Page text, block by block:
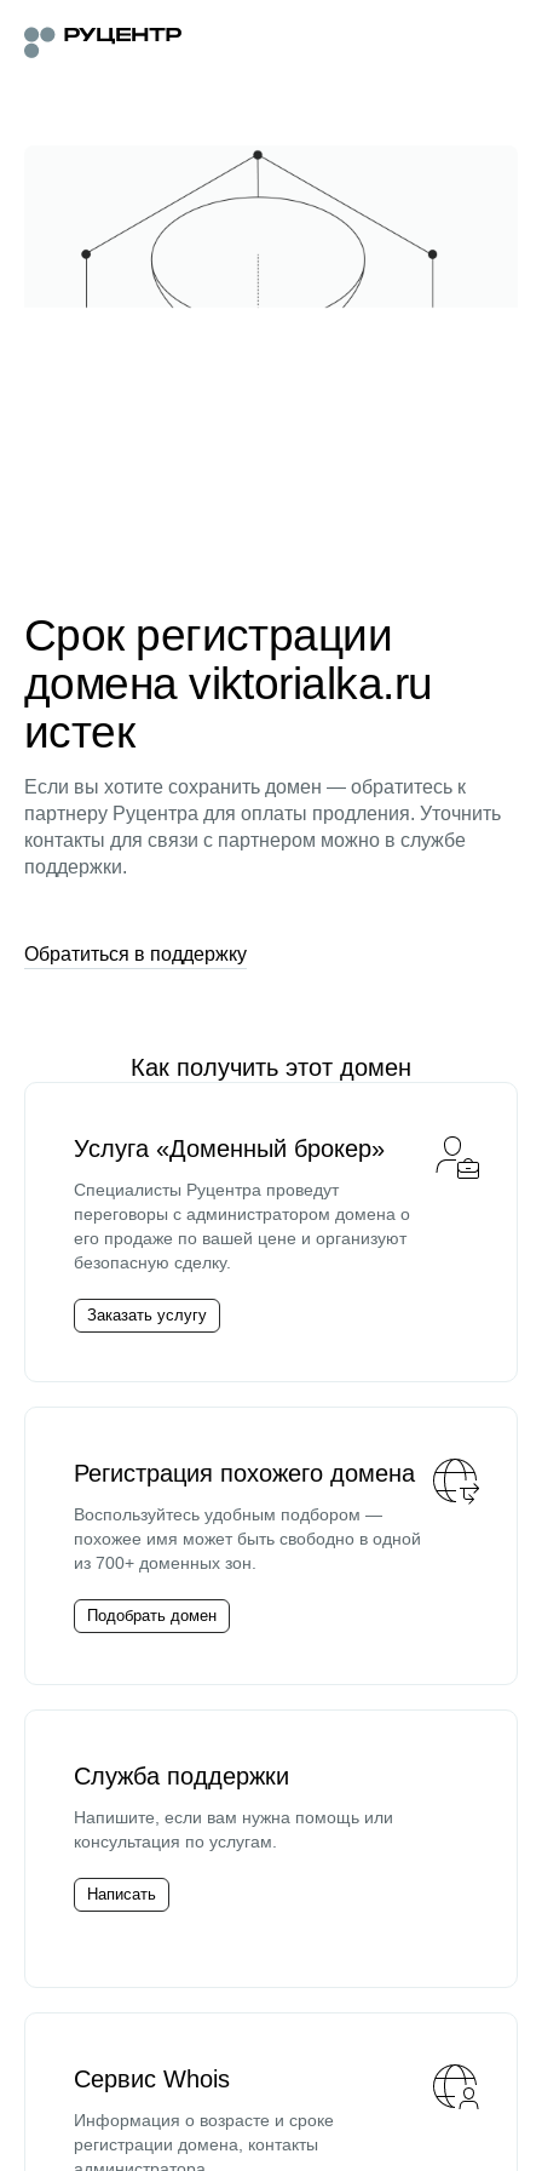
Срок регистрации
домена viktorialka.ru
истек
Если вы хотите сохранить домен — обратитесь к
партнеру Руцентра для оплаты продления. Уточнить
контакты для связи с партнером можно в службе
поддержки.
Обратиться в поддержку
Как получить этот домен
Услуга «Доменный брокер»
Специалисты Руцентра проведут
переговоры с администратором домена о
его продаже по вашей цене и организуют
безопасную сделку.
Заказать услугу
Регистрация похожего домена
Воспользуйтесь удобным подбором —
похожее имя может быть свободно в одной
из 700+ доменных зон.
Подобрать домен
Служба поддержки
Напишите, если вам нужна помощь или
консультация по услугам.
Написать
Сервис Whois
Информация о возрасте и сроке
регистрации домена, контакты